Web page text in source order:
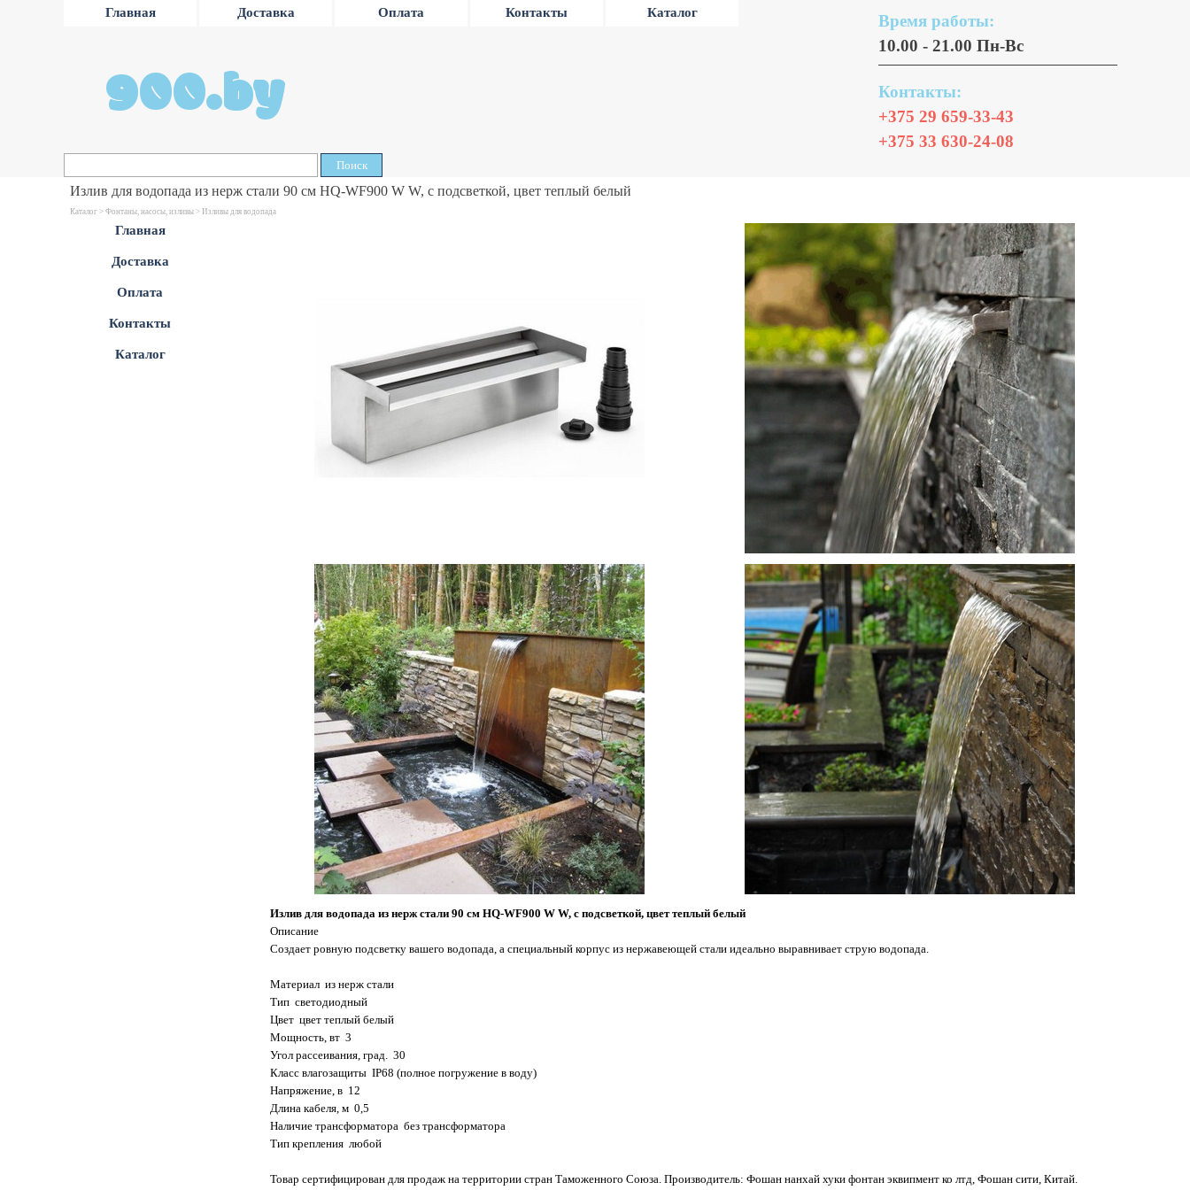
Время работы:
10.00 - 21.00 Пн-Вс
Контакты:
+375 29 659-33-43
+375 33 630-24-08
Главная Доставка Оплата Контакты Каталог
900.by
Поиск
Излив для водопада из нерж стали 90 см HQ-WF900 W W, с подсветкой, цвет теплый белый
Каталог >Фонтаны, насосы, изливы >Изливы для водопада
Главная
Доставка
Оплата
Контакты
Каталог
Излив для водопада из нерж стали 90 см HQ-WF900 W W, с подсветкой, цвет теплый белый
Описание
Создает ровную подсветку вашего водопада, а специальный корпус из нержавеющей стали идеально выравнивает струю водопада.
Материал из нерж стали
Тип светодиодный
Цвет цвет теплый белый
Мощность, вт 3
Угол рассеивания, град. 30
Класс влагозащиты IP68 (полное погружение в воду)
Напряжение, в 12
Длина кабеля, м 0,5
Наличие трансформатора без трансформатора
Тип крепления любой
Товар сертифицирован для продаж на территории стран Таможенного Союза. Производитель: Фошан нанхай хуки фонтан эквипмент ко лтд, Фошан сити, Китай.